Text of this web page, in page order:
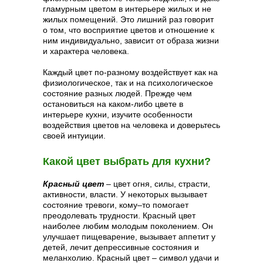
гламурным цветом в интерьере жилых и не
жилых помещений. Это лишний раз говорит
о том, что восприятие цветов и отношение к
ним индивидуально, зависит от образа жизни
и характера человека.
Каждый цвет по-разному воздействует как на
физиологическое, так и на психологическое
состояние разных людей. Прежде чем
остановиться на каком-либо цвете в
интерьере кухни, изучите особенности
воздействия цветов на человека и доверьтесь
своей интуиции.
Какой цвет выбрать для кухни?
Красный цвет – цвет огня, силы, страсти,
активности, власти. У некоторых вызывает
состояние тревоги, кому–то помогает
преодолевать трудности. Красный цвет
наиболее любим молодым поколением. Он
улучшает пищеварение, вызывает аппетит у
детей, лечит депрессивные состояния и
меланхолию. Красный цвет – символ удачи и